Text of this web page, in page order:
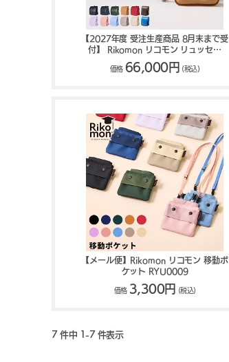
【2027年度 受注生産商品 8月末まで受
付】 Rikomon リコモン リュッセル
MIX ランドセル RYU0016
価格 66,000円 (税込)
【メール便】Rikomon リコモン 移動ポ
ケット RYU0009
価格 3,300円 (税込)
7 件中 1-7 件表示